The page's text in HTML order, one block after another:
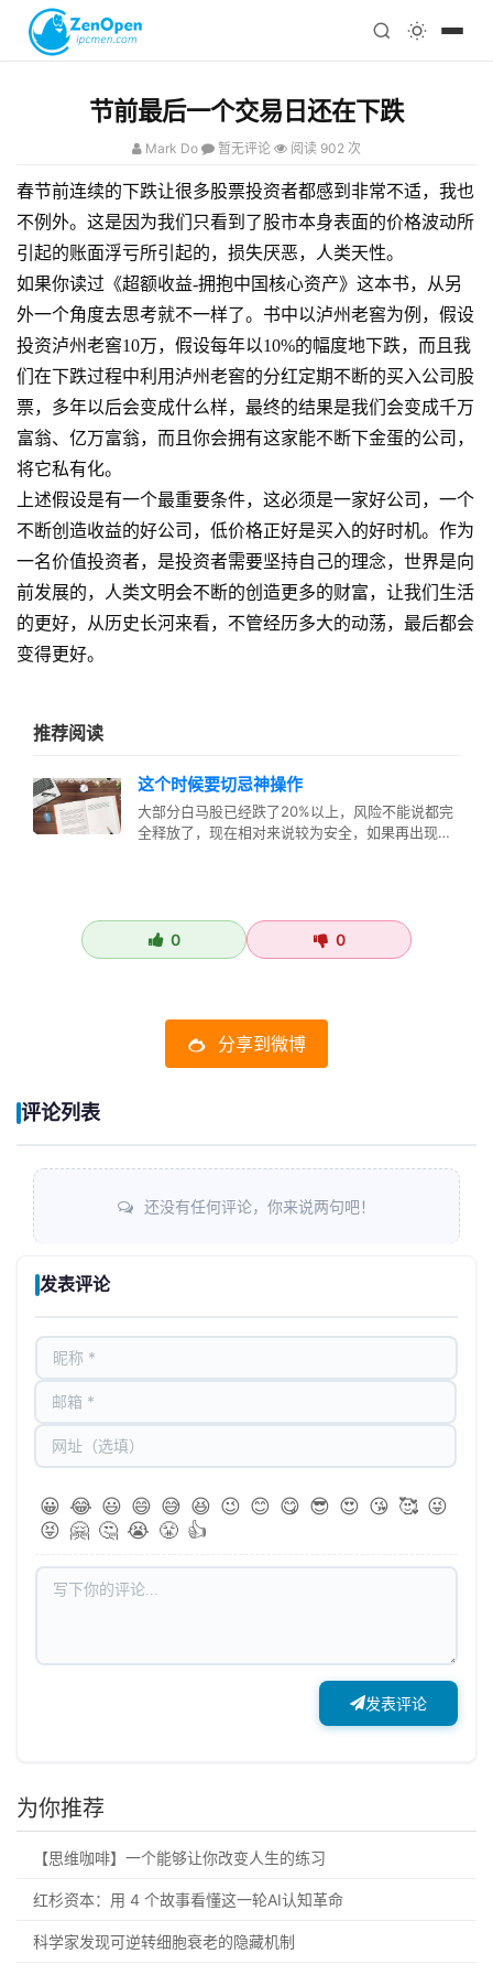
科技
注册
节前最后一个交易日还在下跌
Mark Do 暂无评论 阅读 902 次
春节前连续的下跌让很多股票投资者都感到非常不适，我也
不例外。这是因为我们只看到了股市本身表面的价格波动所
引起的账面浮亏所引起的，损失厌恶，人类天性。
如果你读过《超额收益-拥抱中国核心资产》这本书，从另
外一个角度去思考就不一样了。书中以泸州老窖为例，假设
投资泸州老窖10万，假设每年以10%的幅度地下跌，而且我
们在下跌过程中利用泸州老窖的分红定期不断的买入公司股
票，多年以后会变成什么样，最终的结果是我们会变成千万
富翁、亿万富翁，而且你会拥有这家能不断下金蛋的公司，
将它私有化。
上述假设是有一个最重要条件，这必须是一家好公司，一个
不断创造收益的好公司，低价格正好是买入的好时机。作为
一名价值投资者，是投资者需要坚持自己的理念，世界是向
前发展的，人类文明会不断的创造更多的财富，让我们生活
的更好，从历史长河来看，不管经历多大的动荡，最后都会
变得更好。
推荐阅读
这个时候要切忌神操作
大部分白马股已经跌了20%以上，风险不能说都完
全释放了，现在相对来说较为安全，如果再出现下
0 0
分享到微博
评论列表
还没有任何评论，你来说两句吧！
发表评论
😀 😂 😃 😄 😅 😆 😉 😊 😋 😎 😍 😘 🥰 😜
😝 🤗 🤔 😭 😤 👍
发表评论
为你推荐
【思维咖啡】一个能够让你改变人生的练习
红杉资本：用 4 个故事看懂这一轮AI认知革命
科学家发现可逆转细胞衰老的隐藏机制